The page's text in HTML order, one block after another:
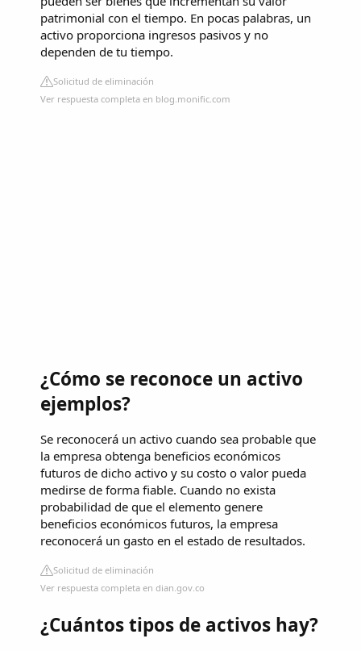
patrimonial con el tiempo. En pocas palabras, un
activo proporciona ingresos pasivos y no
dependen de tu tiempo.
Solicitud de eliminación
Ver respuesta completa en blog.monific.com
¿Cómo se reconoce un activo
ejemplos?
Se reconocerá un activo cuando sea probable que
la empresa obtenga beneficios económicos
futuros de dicho activo y su costo o valor pueda
medirse de forma fiable. Cuando no exista
probabilidad de que el elemento genere
beneficios económicos futuros, la empresa
reconocerá un gasto en el estado de resultados.
Solicitud de eliminación
Ver respuesta completa en dian.gov.co
¿Cuántos tipos de activos hay?